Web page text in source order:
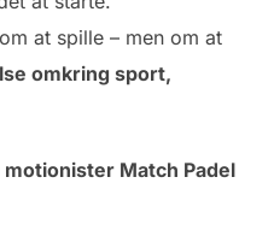
at spille – men om at
omkring sport,
Match Padel